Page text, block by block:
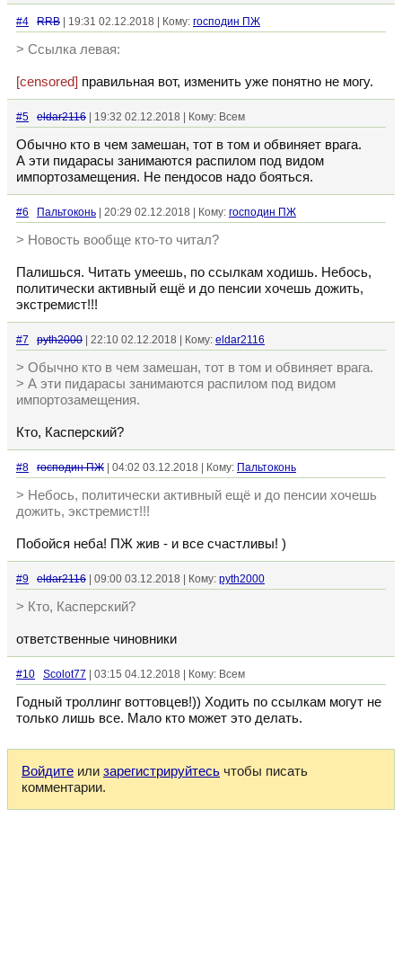
#4 RRB | 19:31 02.12.2018 | Кому: господин ПЖ
> Ссылка левая:
[censored] правильная вот, изменить уже понятно не могу.
#5 eldar2116 | 19:32 02.12.2018 | Кому: Всем
Обычно кто в чем замешан, тот в том и обвиняет врага.
А эти пидарасы занимаются распилом под видом
импортозамещения. Не пендосов надо бояться.
#6 Пальтоконь | 20:29 02.12.2018 | Кому: господин ПЖ
> Новость вообще кто-то читал?
Палишься. Читать умеешь, по ссылкам ходишь. Небось,
политически активный ещё и до пенсии хочешь дожить,
экстремист!!!
#7 pyth2000 | 22:10 02.12.2018 | Кому: eldar2116
> Обычно кто в чем замешан, тот в том и обвиняет врага.
> А эти пидарасы занимаются распилом под видом
импортозамещения.
Кто, Касперский?
#8 господин ПЖ | 04:02 03.12.2018 | Кому: Пальтоконь
> Небось, политически активный ещё и до пенсии хочешь
дожить, экстремист!!!
Побойся неба! ПЖ жив - и все счастливы! )
#9 eldar2116 | 09:00 03.12.2018 | Кому: pyth2000
> Кто, Касперский?
ответственные чиновники
#10 Scolot77 | 03:15 04.12.2018 | Кому: Всем
Годный троллинг воттовцев!)) Ходить по ссылкам могут не
только лишь все. Мало кто может это делать.
Войдите или зарегистрируйтесь чтобы писать
комментарии.